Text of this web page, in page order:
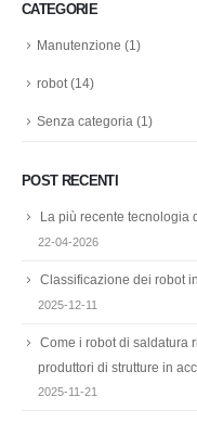
CATEGORIE
Manutenzione (1)
robot(14)
Senza categoria (1)
POST RECENTI
La più recente tecnologia
22-04-2026
Classificazione dei robot
2025-12-11
Come i robot di saldatura
produttori di strutture in
2025-11-21